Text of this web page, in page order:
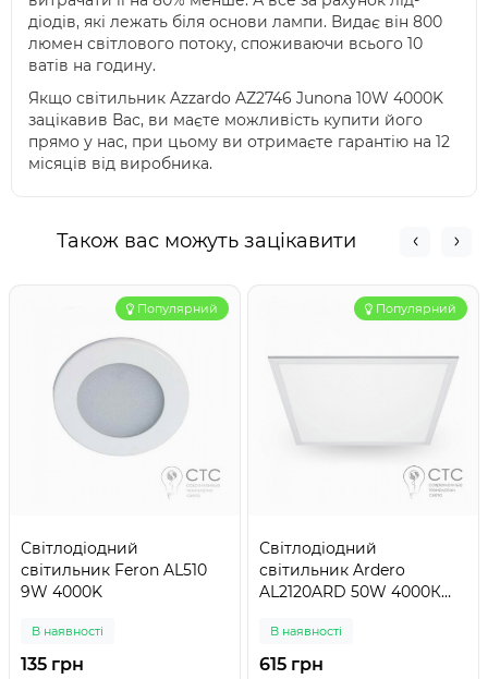
діодів, які лежать біля основи лампи. Видає він 800
люмен світлового потоку, споживаючи всього 10
ватів на годину.
Якщо світильник Azzardo AZ2746 Junona 10W 4000K
зацікавив Вас, ви маєте можливість купити його
прямо у нас, при цьому ви отримаєте гарантію на 12
місяців від виробника.
Також вас можуть зацікавити
Популярний
Світлодіодний
світильник Feron AL510
9W 4000K
В наявності
135 грн
Популярний
Світлодіодний
світильник Ardero
AL2120ARD 50W 4000К
В наявності
615 грн